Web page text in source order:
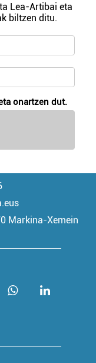
Lea-Artibai eta
biltzen ditu.
onartzen dut.
Markina-Xemein